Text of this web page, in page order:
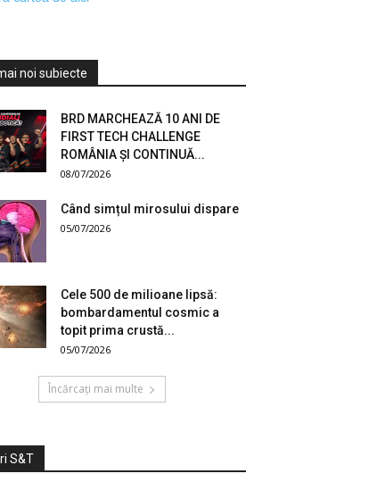
noi subiecte
BRD MARCHEAZĂ 10 ANI DE
FIRST TECH CHALLENGE
ROMÂNIA ȘI CONTINUĂ...
08/07/2026
Când simțul mirosului dispare
05/07/2026
Cele 500 de milioane lipsă:
bombardamentul cosmic a
topit prima crustă...
05/07/2026
Încărcați mai multe
S&T